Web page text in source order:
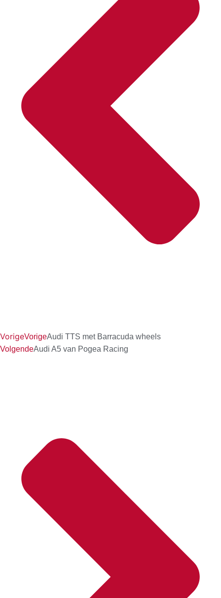
VorigeVorigeAudi TTS met Barracuda wheels
VolgendeAudi A5 van Pogea Racing